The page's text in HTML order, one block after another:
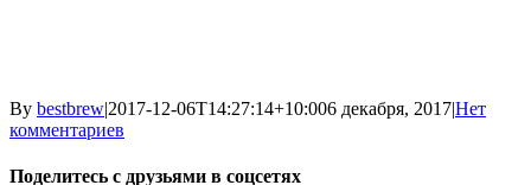
By bestbrew|2017-12-06T14:27:14+10:006 декабря, 2017|Нет
комментариев
Поделитесь с друзьями в соцсетях